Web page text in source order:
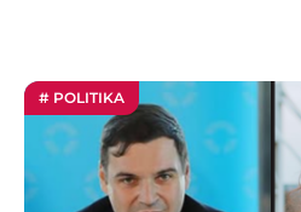
# POLITIKA